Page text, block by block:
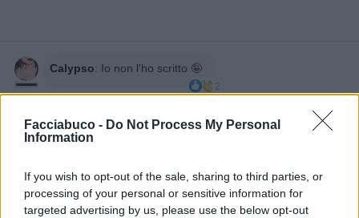
Facciabuco - Do Not Process My Personal
Information
If you wish to opt-out of the sale, sharing to third parties, or
processing of your personal or sensitive information for
targeted advertising by us, please use the below opt-out
Calypso: Io non l'ho scritto 🤪
2
30 Marzo alle ore 21:31
· Ti stimo ·Rispondi